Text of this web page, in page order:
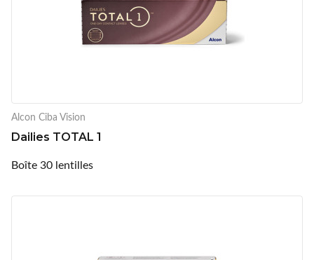
Alcon Ciba Vision
Dailies TOTAL 1
Boîte 30 lentilles